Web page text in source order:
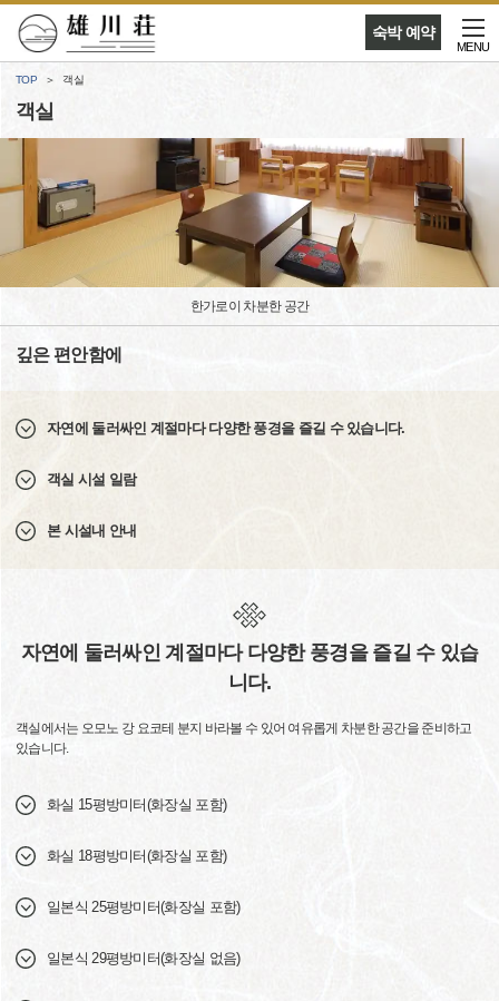
숙박 예약
MENU
TOP 객실
객실
한가로이 차분한 공간
깊은 편안함에
자연에 둘러싸인 계절마다 다양한 풍경을 즐길 수 있습니다.
객실 시설 일람
본 시설내 안내
자연에 둘러싸인 계절마다 다양한 풍경을 즐길 수 있습
니다.
객실에서는 오모노 강 요코테 분지 바라볼 수 있어 여유롭게 차분한 공간을 준비하고
있습니다.
화실 15평방미터(화장실 포함)
화실 18평방미터(화장실 포함)
일본식 25평방미터(화장실 포함)
일본식 29평방미터(화장실 없음)